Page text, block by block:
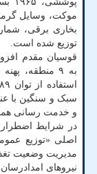
بخاری برقی،
توزیع شده است.
قوسیان مقدم
استفاده از توان ۲۸۹ نیروی عملیاتی و ۷۳
سبک و سنگین با
و خدمت رسانی
در شرایط
اصلی «توزیع
مدیریت وضعیت
نیروهای